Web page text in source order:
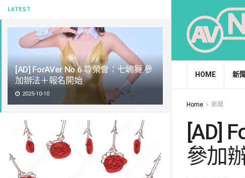
LATEST
[AD] ForAVer No.6 尊榮會：七嶋舞 參
加辦法＋報名開始
2025-10-10
HOME 新聞
Home 新聞
[AD]
參加